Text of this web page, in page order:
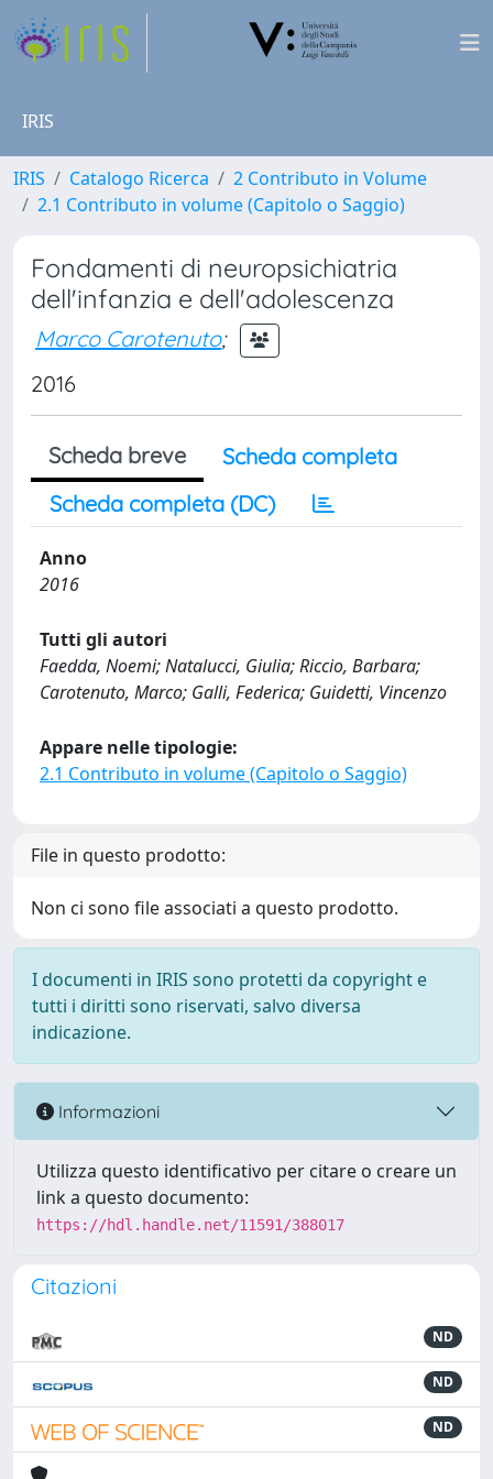
IRIS
IRIS Catalogo Ricerca
2 Contributo in Volume
2.1 Contributo in volume (Capitolo o Saggio)
Fondamenti di neuropsichiatria
dell'infanzia e dell'adolescenza
Marco Carotenuto;
2016
Scheda breve
Scheda completa
Scheda completa (DC)
Anno
2016
Tutti gli autori
Faedda, Noemi; Natalucci, Giulia; Riccio, Barbara;
Carotenuto, Marco; Galli, Federica; Guidetti, Vincenzo
Appare nelle tipologie:
2.1 Contributo in volume (Capitolo o Saggio)
File in questo prodotto:
Non ci sono file associati a questo prodotto.
I documenti in IRIS sono protetti da copyright e
tutti i diritti sono riservati, salvo diversa
indicazione.
Informazioni
Utilizza questo identificativo per citare o creare un
link a questo documento:
https://hdl.handle.net/11591/388017
Citazioni
ND
ND
ND